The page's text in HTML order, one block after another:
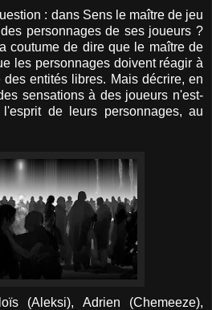
: dans Sens le maître de jeu
personnages de ses joueurs ?
coutume de dire que le maître de
les personnages doivent réagir à
entités libres. Mais décrire, en
sensations à des joueurs n'est-
de leurs personnages, au
(Aleksi), Adrien (Chemeeze),